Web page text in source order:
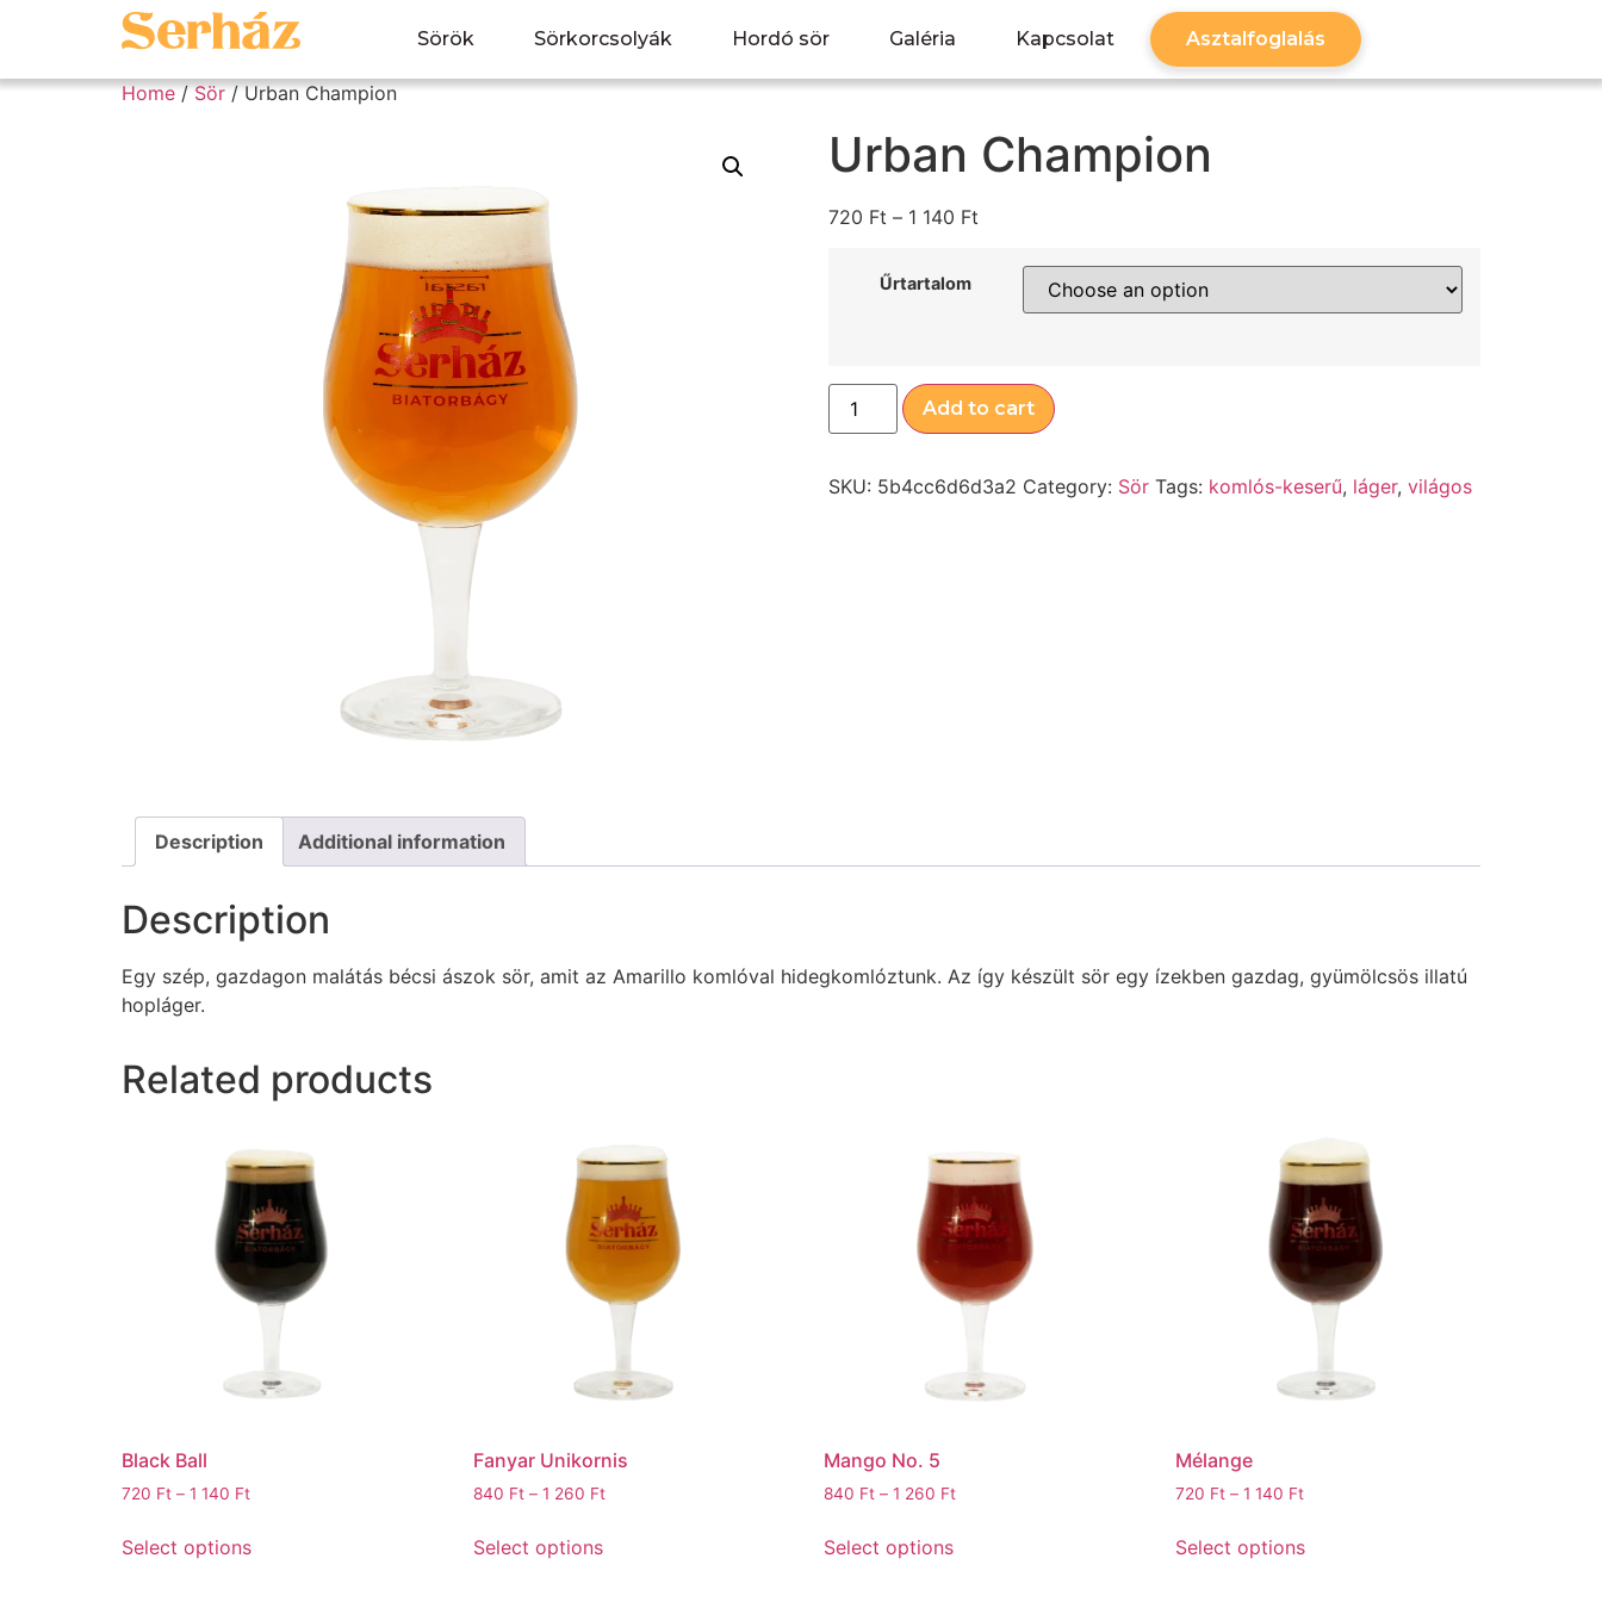
Sörök Sörkorcsolyák Hordó sör Galéria Kapcsolat Asztalfoglalás
Home/Sör/ Urban Champion
Urban Champion
720 Ft – 1 140 Ft
Űrtartalom
Add to cart
SKU: 5b4cc6d6d3a2 Category: Sör Tags: komlós-keserű, láger, világos
Description Additional information
Description
Egy szép, gazdagon malátás bécsi ászok sör, amit az Amarillo komlóval hidegkomlóztunk. Az így készült sör egy ízekben gazdag, gyümölcsös illatú
hopláger.
Related products
Black Ball
720 Ft – 1 140 Ft
Select options
Fanyar Unikornis
840 Ft– 1 260 Ft
Select options
Mango No. 5
840 Ft –1 260 Ft
Select options
Mélange
720 Ft –1 140 Ft
Select options